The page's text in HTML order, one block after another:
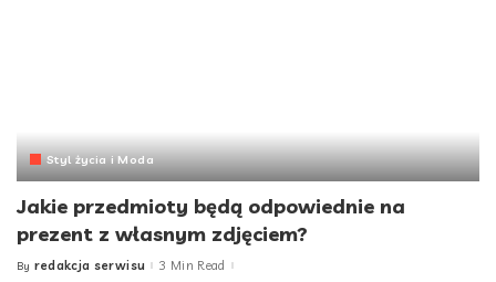
Styl życia i Moda
Jakie przedmioty będą odpowiednie na
prezent z własnym zdjęciem?
Posted
By redakcja serwisu 3 Min Read